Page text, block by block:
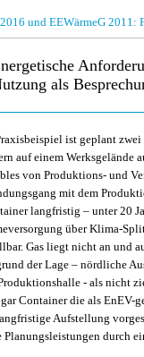
und EEWärmeG 2011:
als
ist geplant zwei
auf einem Werksgelände
von Produktions- und
mit dem
langfristig – unter 20
über Klima-
Gas liegt nicht an und
der Lage – nördliche
- als nicht
Container die als EnEV-
Aufstellung
Planungsleistungen durch